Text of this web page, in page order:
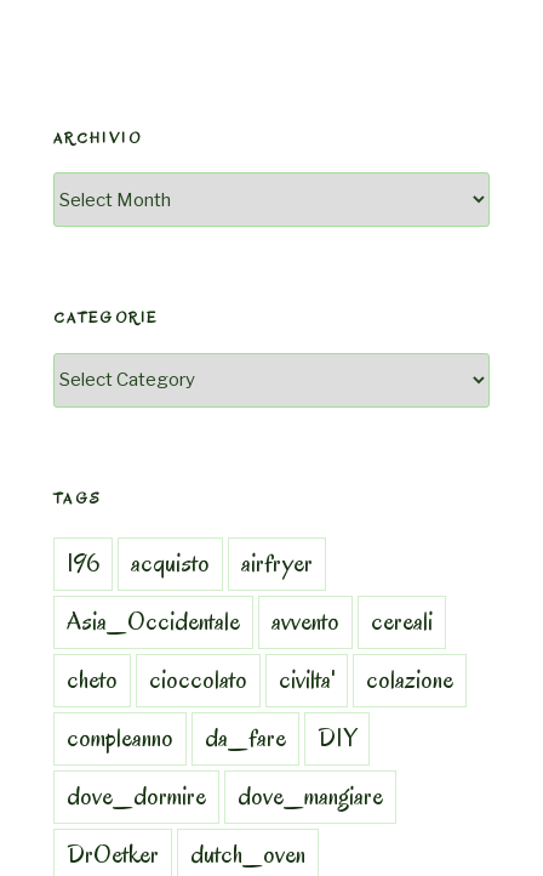
ARCHIVIO
Archivio
CATEGORIE
Categorie
TAGS
196 acquisto
airfryer
Asia_Occidentale
avvento
cereali
cheto
cioccolato civilta'
colazione
compleanno
da_fare
DIY
dove_dormire
dove_mangiare
DrOetker
dutch_oven